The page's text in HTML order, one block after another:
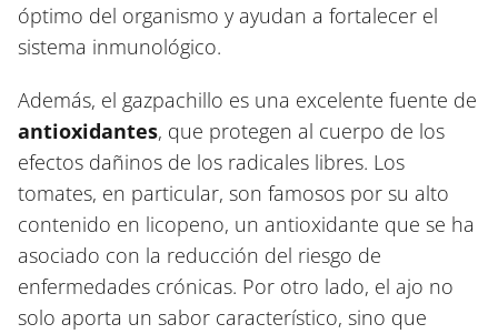
óptimo del organismo y ayudan a fortalecer el
sistema inmunológico.
Además, el gazpachillo es una excelente fuente de
antioxidantes, que protegen al cuerpo de los
efectos dañinos de los radicales libres. Los
tomates, en particular, son famosos por su alto
contenido en licopeno, un antioxidante que se ha
asociado con la reducción del riesgo de
enfermedades crónicas. Por otro lado, el ajo no
solo aporta un sabor característico, sino que